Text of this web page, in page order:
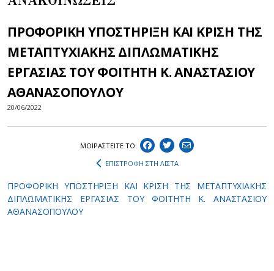
ΠΡΟΦΟΡΙΚΗ ΥΠΟΣΤΗΡΙΞΗ ΚΑΙ ΚΡΙΣΗ ΤΗΣ
ΜΕΤΑΠΤΥΧΙΑΚΗΣ ΔΙΠΛΩΜΑΤΙΚΗΣ
ΕΡΓΑΣΙΑΣ ΤΟΥ ΦΟΙΤΗΤΗ Κ. ΑΝΑΣΤΑΣΙΟΥ
ΑΘΑΝΑΣΟΠΟΥΛΟΥ
20/06/2022
ΜΟΙΡΑΣΤEIΤΕ ΤΟ:
ΕΠΙΣΤΡΟΦΗ ΣΤΗ ΛΙΣΤΑ
ΠΡΟΦΟΡΙΚΗ ΥΠΟΣΤΗΡΙΞΗ ΚΑΙ ΚΡΙΣΗ ΤΗΣ ΜΕΤΑΠΤΥΧΙΑΚΗΣ
ΔΙΠΛΩΜΑΤΙΚΗΣ ΕΡΓΑΣΙΑΣ ΤΟΥ ΦΟΙΤΗΤΗ Κ. ΑΝΑΣΤΑΣΙΟΥ
ΑΘΑΝΑΣΟΠΟΥΛΟΥ